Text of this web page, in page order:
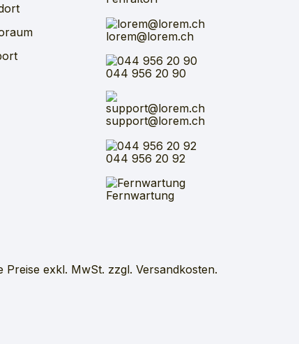
lorem@lorem.ch
044 956 20 90
support@lorem.ch
044 956 20 92
Fernwartung
Preise exkl. MwSt. zzgl. Versandkosten.